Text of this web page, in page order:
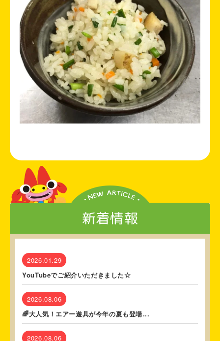
新着情報
2026.01.29
YouTubeでご紹介いただきました☆
2026.08.06
🌈大人気！エアー遊具が今年の夏も登場...
2026.08.06